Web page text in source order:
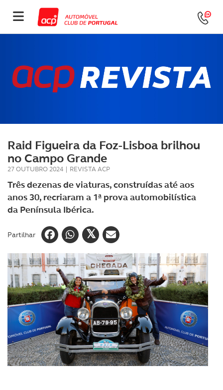
Raid Figueira da Foz-Lisboa brilhou
no Campo Grande
27 OUTUBRO 2024 | REVISTA ACP
Três dezenas de viaturas, construídas até aos
anos 30, recriaram a 1ª prova automobilística
da Península Ibérica.
Partilhar